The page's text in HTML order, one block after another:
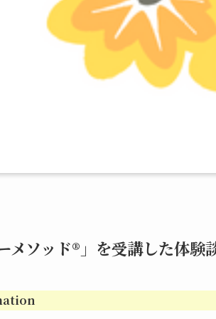
メソッド®︎」を受講した体験